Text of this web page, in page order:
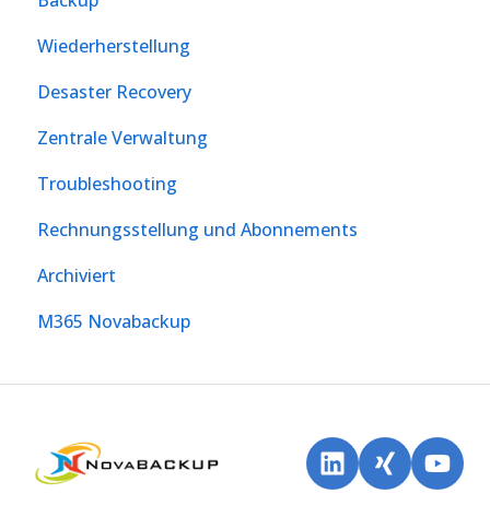
Wiederherstellung
Desaster Recovery
Zentrale Verwaltung
Troubleshooting
Rechnungsstellung und Abonnements
Archiviert
M365 Novabackup